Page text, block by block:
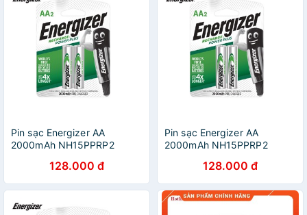
Pin sạc Energizer AA
2000mAh NH15PPRP2
128.000 đ
Pin sạc Energizer AA
2000mAh NH15PPRP2
128.000 đ